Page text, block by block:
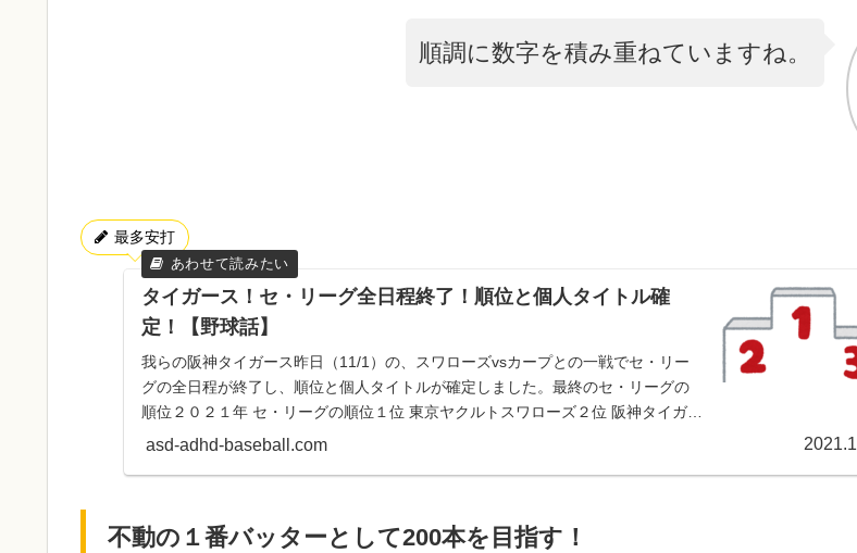
順調に数字を積み重ねていますね。
最多安打
タイガース！セ・リーグ全日程終了！順位と個人タイトル確
定！【野球話】
我らの阪神タイガース昨日（11/1）の、スワローズvsカープとの一戦でセ・リー
グの全日程が終了し、順位と個人タイトルが確定しました。最終のセ・リーグの
順位２０２１年 セ・リーグの順位１位 東京ヤクルトスワローズ２位 阪神タイガー
ス３位 読売...
asd-adhd-baseball.com
不動の１番バッターとして200本を目指す！